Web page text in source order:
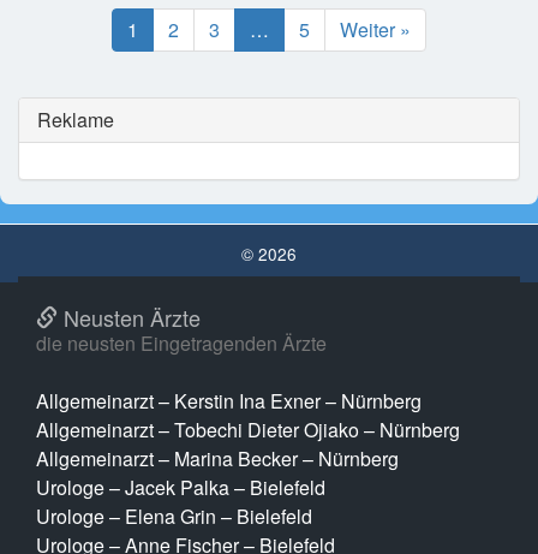
1 2 3 … 5 Weiter »
Reklame
© 2026
Neusten Ärzte
die neusten Eingetragenden Ärzte
Allgemeinarzt – Kerstin Ina Exner – Nürnberg
Allgemeinarzt – Tobechi Dieter Ojiako – Nürnberg
Allgemeinarzt – Marina Becker – Nürnberg
Urologe – Jacek Palka – Bielefeld
Urologe – Elena Grin – Bielefeld
Urologe – Anne Fischer – Bielefeld